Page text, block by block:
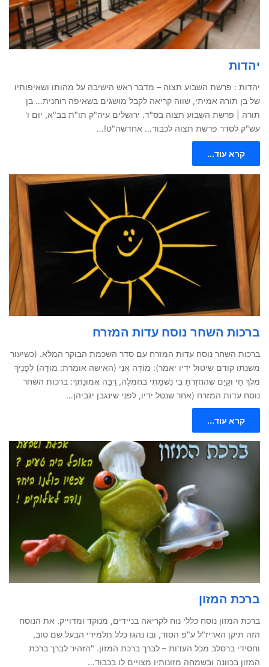
יהדות
יהדות : פרשת השבוע תצוה – מדבר ראש הישיבה על מהותו ושאיפותיו
של בן תורה אמיתי, שווה קריאה לקבל מושגים בשאיפה רוחנית… בן
תורה | פרשת השבוע תצוה בס"ד. ירושלים עיה"ק תו"ת בב"א, יום ו'
עש"ק לסדר פרשת תצוה לכבוד… אחדשה"ט!…
קרא עוד...
ברכות השחר נוסח עדות המזרח
ברכות השחר נוסח עדות המזרח עם סדר השכמת הבוקר המלא. (כשיעור
משנתו קודם שיטול ידיו יאמר): מוֹדֶה אֲנִי (האישה אומרת: מודָה) לְפָנֶיךָ
מֶלֶךְ חַי וְקַיָּם שֶהֶחֱזַרְתָּ בִּי נִשְׁמָתִי בְחֶמְלָה, רַבָּה אֱמוּנָתֶךָ: ברכות השחר
נוסח עדות המזרח (אחר שנטל ידיו, לפני שינגבן יגביהן…
קרא עוד...
ברכת המזון
ברכת המזון נוסח כללי נוח לקריאה בניידים, מנוקד ומדוייק. את הנוסח
הזה תיקן האריז"ל ע"פ הסוד, ובו נהגו כלל תלמידי הבעל שם טוב,
וחסידי ברסלב מכל העדות – לברך ברכת המזון. "הזהיר לברך ברכת
המזון בכוונה ובשמחה מזונותיו מצויים לו בכבוד…